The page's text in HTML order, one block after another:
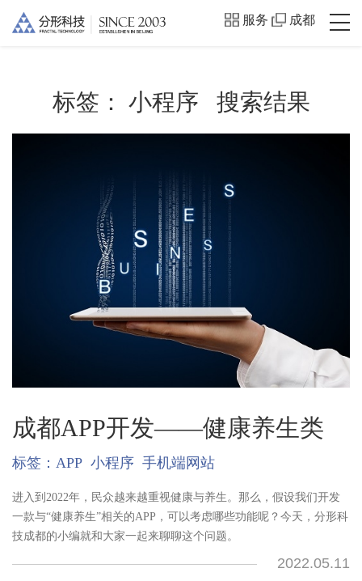
服务 成都
标签： 小程序 搜索结果
成都APP开发——健康养生类
标签： APP 小程序 手机端网站
进入到2022年，民众越来越重视健康与养生。那么，假设我们开发
一款与“健康养生”相关的APP，可以考虑哪些功能呢？今天，分形科
技成都的小编就和大家一起来聊聊这个问题。
2022.05.11